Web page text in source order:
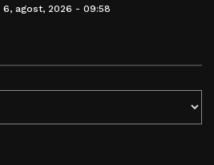
6, agost, 2026 - 09:58